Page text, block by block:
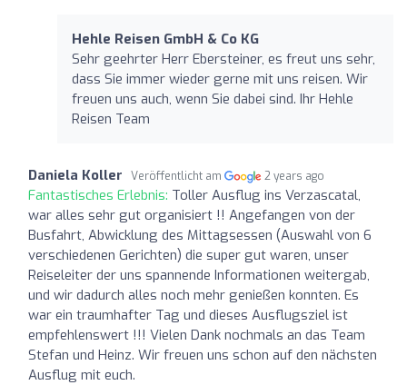
Hehle Reisen GmbH & Co KG
Sehr geehrter Herr Ebersteiner, es freut uns sehr,
dass Sie immer wieder gerne mit uns reisen. Wir
freuen uns auch, wenn Sie dabei sind. Ihr Hehle
Reisen Team
Daniela Koller Veröffentlicht am 2 years ago
Fantastisches Erlebnis: Toller Ausflug ins Verzascatal,
war alles sehr gut organisiert !! Angefangen von der
Busfahrt, Abwicklung des Mittagsessen (Auswahl von 6
verschiedenen Gerichten) die super gut waren, unser
Reiseleiter der uns spannende Informationen weitergab,
und wir dadurch alles noch mehr genießen konnten. Es
war ein traumhafter Tag und dieses Ausflugsziel ist
empfehlenswert !!! Vielen Dank nochmals an das Team
Stefan und Heinz. Wir freuen uns schon auf den nächsten
Ausflug mit euch.